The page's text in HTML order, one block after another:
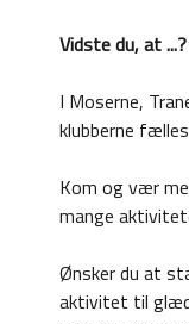
Vidste du, at ...?
I Moserne,
klubberne
Kom og vær
mange
Ønsker du at
aktivitet til